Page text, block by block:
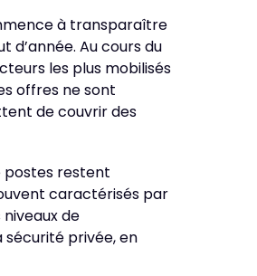
à transparaître
d’année. Au cours du
les plus mobilisés
offres ne sont
de couvrir des
postes restent
caractérisés par
de
privée, en